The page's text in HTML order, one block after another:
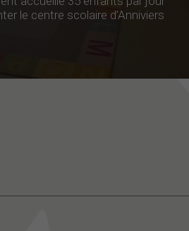
le centre scolaire d’Anniviers